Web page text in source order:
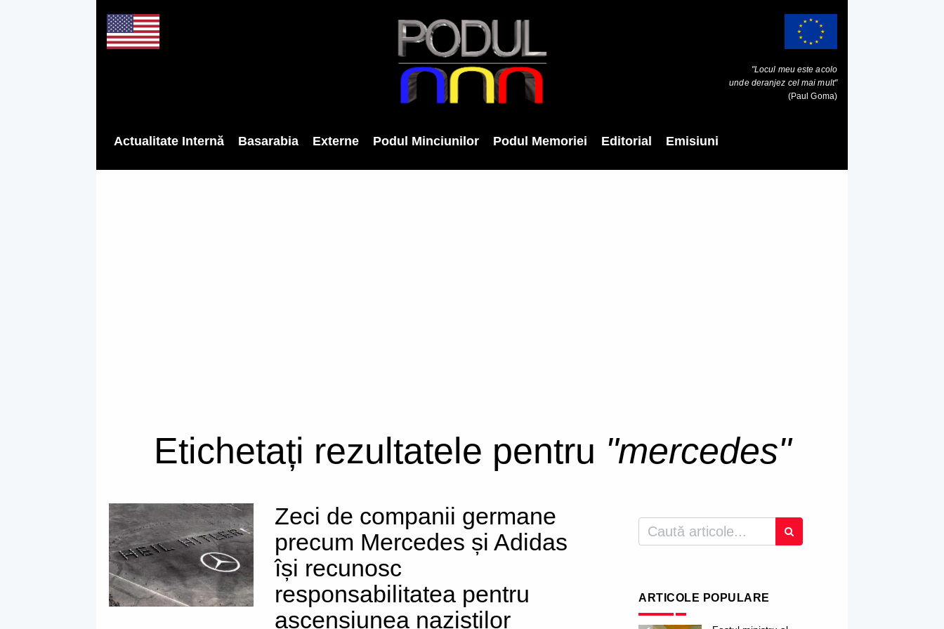
"Locul meu este acolo
unde deranjez cel mai mult"
(Paul Goma)
Actualitate Internă Basarabia Externe Podul Minciunilor Podul Memoriei Editorial Emisiuni
Etichetați rezultatele pentru "mercedes"
Zeci de companii germane
precum Mercedes și Adidas
își recunosc
responsabilitatea pentru
ascensiunea naziștilor
ARTICOLE POPULARE